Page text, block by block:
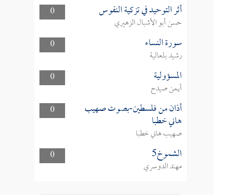
0
أثر التوحيد في تزكية النفوس
حسن أبو الأشبال الزهيري
0
سورة النساء
رشيد بلعالية
0
المسؤولية
أيمن صيدح
0
أذان من فلسطين-بصوت صهيب
هاني خطبا
صهيب هاني خطبا
0
الشموخ5
مهند الدوسري